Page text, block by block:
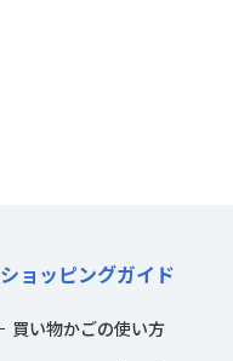
ショッピングガイド
買い物かごの使い方